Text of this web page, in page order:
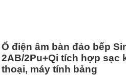
Ổ điện âm bàn đảo bếp
2AB/2Pu+Qi tích hợp sạc
thoại, máy tính bảng